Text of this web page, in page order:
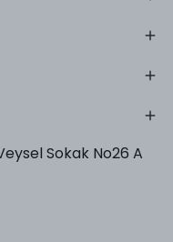
Sokak No26 A